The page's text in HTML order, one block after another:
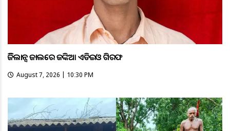
ଭିଜିଲାନ୍ସ ଜାଲରେ ଜଙ୍କିଆ ଏଡିଇଓ ଗିରଫ
August 7, 2026 | 10:30 PM